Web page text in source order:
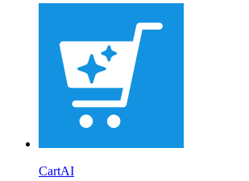
CartAI